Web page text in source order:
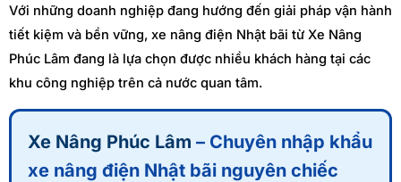
Với những doanh nghiệp đang hướng đến giải pháp vận hành
tiết kiệm và bền vững, xe nâng điện Nhật bãi từ Xe Nâng
Phúc Lâm đang là lựa chọn được nhiều khách hàng tại các
khu công nghiệp trên cả nước quan tâm.
Xe Nâng Phúc Lâm – Chuyên nhập khẩu
xe nâng điện Nhật bãi nguyên chiếc